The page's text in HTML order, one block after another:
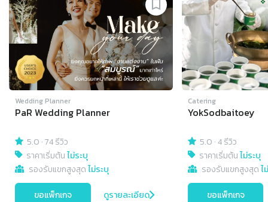
Wedding Planner
PaR Wedding Planner
5.0 ·74 รีวิว
ราคาเริ่มต้นไม่ระบุ
รองรับแขกสูงสุดไม่ระบุ
ขอแพ็กเกจ ดูรายละเอียด
Catering
YokSodbaitoey
5.0 ·4 รีวิว
ราคาเริ่มต้นไม่ระบุ
รองรับแขกสูงสุดไ
ขอแพ็กเกจ